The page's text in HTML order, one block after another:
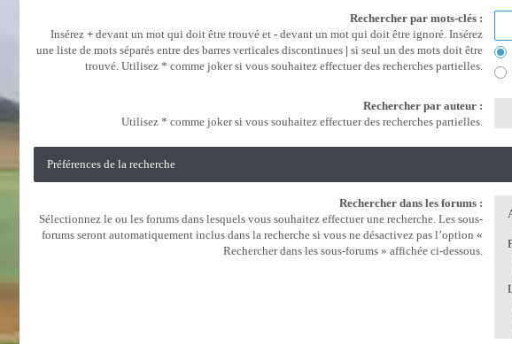
Rechercher par mots-clés :
Insérez+ devant un mot qui doit être trouvé et- devant un mot qui doit être ignoré. Insérez
une liste de mots séparés entre des barres verticales discontinues | si seul un des mots doit être
trouvé. Utilisez * comme joker si vous souhaitez effectuer des recherches partielles.
Rechercher par auteur :
Utilisez * comme joker si vous souhaitez effectuer des recherches partielles.
Préférences de la recherche
Rechercher dans les forums :
Sélectionnez le ou les forums dans lesquels vous souhaitez effectuer une recherche. Les sous-
forums seront automatiquement inclus dans la recherche si vous ne désactivez pas l’option «
Rechercher dans les sous-forums » affichée ci-dessous.